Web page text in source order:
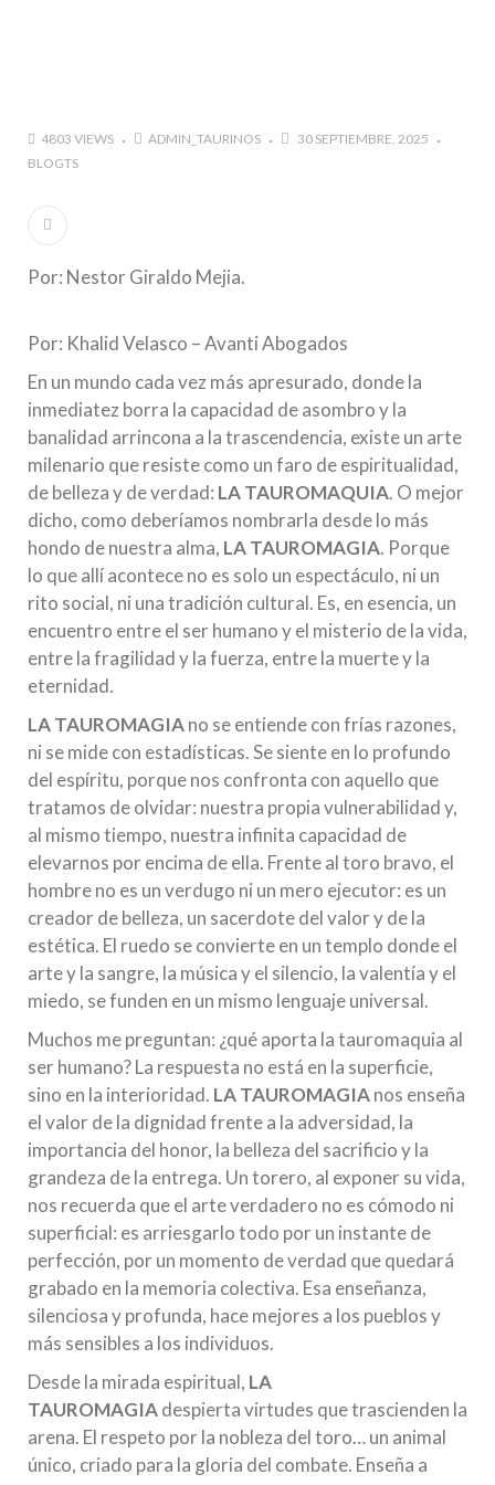
BOGOTA
4803 VIEWS ADMIN_TAURINOS
30 SEPTIEMBRE, 2025
BLOGTS
Por: Nestor Giraldo Mejia.
Por: Khalid Velasco – Avanti Abogados
En un mundo cada vez más apresurado, donde la
inmediatez borra la capacidad de asombro y la
banalidad arrincona a la trascendencia, existe un arte
milenario que resiste como un faro de espiritualidad,
de belleza y de verdad: LA TAUROMAQUIA. O mejor
dicho, como deberíamos nombrarla desde lo más
hondo de nuestra alma, LA TAUROMAGIA. Porque
lo que allí acontece no es solo un espectáculo, ni un
rito social, ni una tradición cultural. Es, en esencia, un
encuentro entre el ser humano y el misterio de la vida,
entre la fragilidad y la fuerza, entre la muerte y la
eternidad.
LA TAUROMAGIAno se entiende con frías razones,
ni se mide con estadísticas. Se siente en lo profundo
del espíritu, porque nos confronta con aquello que
tratamos de olvidar: nuestra propia vulnerabilidad y,
al mismo tiempo, nuestra infinita capacidad de
elevarnos por encima de ella. Frente al toro bravo, el
hombre no es un verdugo ni un mero ejecutor: es un
creador de belleza, un sacerdote del valor y de la
estética. El ruedo se convierte en un templo donde el
arte y la sangre, la música y el silencio, la valentía y el
miedo, se funden en un mismo lenguaje universal.
Muchos me preguntan: ¿qué aporta la tauromaquia al
ser humano? La respuesta no está en la superficie,
sino en la interioridad. LA TAUROMAGIAnos enseña
el valor de la dignidad frente a la adversidad, la
importancia del honor, la belleza del sacrificio y la
grandeza de la entrega. Un torero, al exponer su vida,
nos recuerda que el arte verdadero no es cómodo ni
superficial: es arriesgarlo todo por un instante de
perfección, por un momento de verdad que quedará
grabado en la memoria colectiva. Esa enseñanza,
silenciosa y profunda, hace mejores a los pueblos y
más sensibles a los individuos.
Desde la mirada espiritual, LA
TAUROMAGIAdespierta virtudes que trascienden la
arena. El respeto por la nobleza del toro… un animal
único, criado para la gloria del combate. Enseña a